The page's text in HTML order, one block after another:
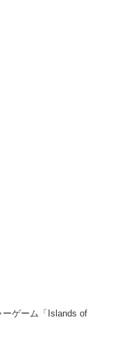
ーゲーム「Islands of